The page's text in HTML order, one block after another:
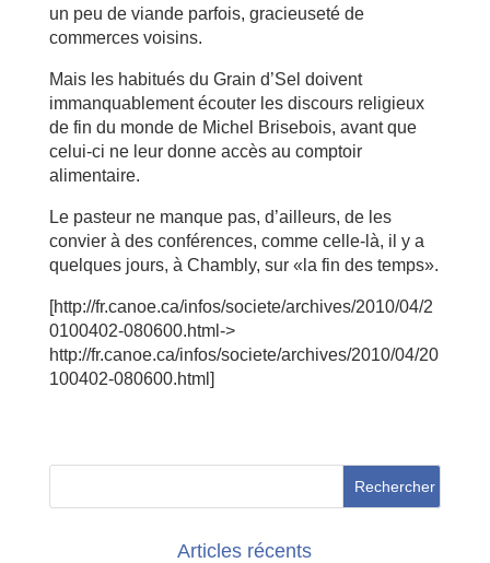
un peu de viande parfois, gracieuseté de
commerces voisins.
Mais les habitués du Grain d’Sel doivent
immanquablement écouter les discours religieux
de fin du monde de Michel Brisebois, avant que
celui-ci ne leur donne accès au comptoir
alimentaire.
Le pasteur ne manque pas, d’ailleurs, de les
convier à des conférences, comme celle-là, il y a
quelques jours, à Chambly, sur «la fin des temps».
[http://fr.canoe.ca/infos/societe/archives/2010/04/2
0100402-080600.html->
http://fr.canoe.ca/infos/societe/archives/2010/04/20
100402-080600.html]
Articles récents